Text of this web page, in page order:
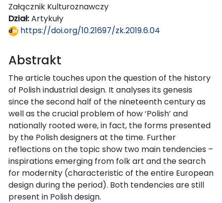
Załącznik Kulturoznawczy
Dział:Artykuły
https://doi.org/10.21697/zk.2019.6.04
Abstrakt
The article touches upon the question of the history
of Polish industrial design. It analyses its genesis
since the second half of the nineteenth century as
well as the crucial problem of how ‘Polish’ and
nationally rooted were, in fact, the forms presented
by the Polish designers at the time. Further
reflections on the topic show two main tendencies –
inspirations emerging from folk art and the search
for modernity (characteristic of the entire European
design during the period). Both tendencies are still
present in Polish design.